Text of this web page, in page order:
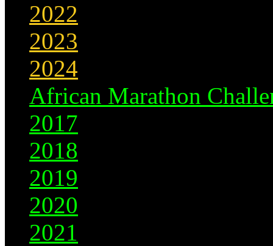
2022
2023
2024
African Marathon
2017
2018
2019
2020
2021